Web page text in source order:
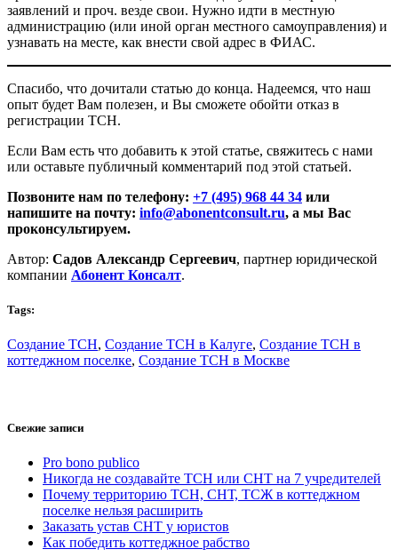
заявлений и проч. везде свои. Нужно идти в местную
администрацию (или иной орган местного самоуправления) и
узнавать на месте, как внести свой адрес в ФИАС.
Спасибо, что дочитали статью до конца. Надеемся, что наш
опыт будет Вам полезен, и Вы сможете обойти отказ в
регистрации ТСН.
Если Вам есть что добавить к этой статье, свяжитесь с нами
или оставьте публичный комментарий под этой статьей.
Позвоните нам по телефону: +7 (495) 968 44 34 или
напишите на почту: info@abonentconsult.ru, а мы Вас
проконсультируем.
Автор: Садов Александр Сергеевич, партнер юридической
компании Абонент Консалт.
Tags:
Создание ТСН, Создание ТСН в Калуге, Создание ТСН в
коттеджном поселке, Создание ТСН в Москве
Свежие записи
Pro bono publico
Никогда не создавайте ТСН или СНТ на 7 учредителей
Почему территорию ТСН, СНТ, ТСЖ в коттеджном
поселке нельзя расширить
Заказать устав СНТ у юристов
Как победить коттеджное рабство